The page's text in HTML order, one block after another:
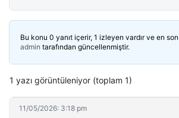
Bu konu 0 yanıt içerir, 1 izleyen vardır ve en son
admin tarafından güncellenmiştir.
1 yazı görüntüleniyor (toplam 1)
11/05/2026: 3:18 pm